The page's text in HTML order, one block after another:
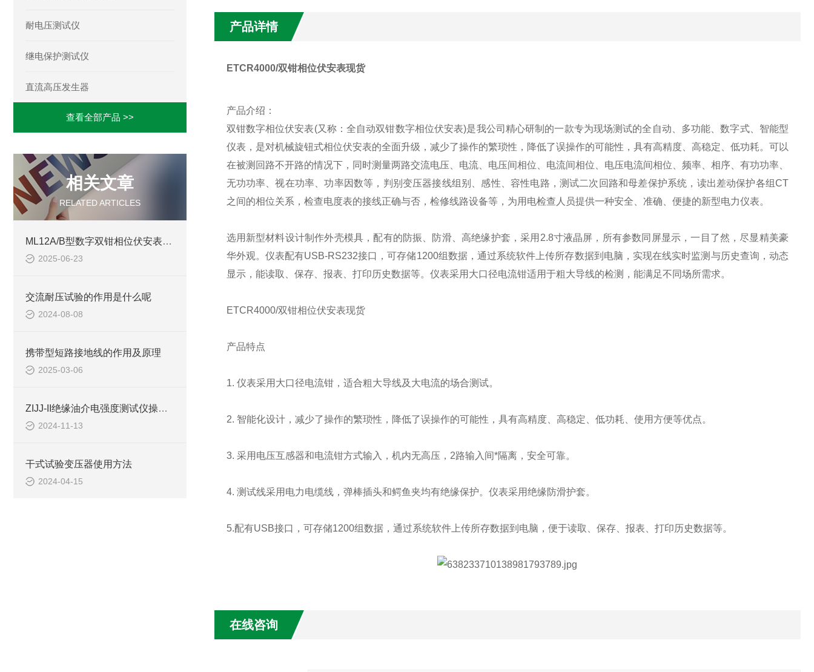
耐电压测试仪
继电保护测试仪
直流高压发生器
查看全部产品 >>
相关文章
RELATED ARTICLES
ML12A/B型数字双钳相位伏安表的精度是多少
2025-06-23
交流耐压试验的作用是什么呢
2024-08-08
携带型短路接地线的作用及原理
2025-03-06
ZIJJ-II绝缘油介电强度测试仪操作步骤
2024-11-13
干式试验变压器使用方法
2024-04-15
产品详情
ETCR4000/双钳相位伏安表现货
产品介绍：
双钳数字相位伏安表(又称：全自动双钳数字相位伏安表)是我公司精心研制的一款专为现场测试的全自动、多功能、数字式、智能型
仪表，是对机械旋钮式相位伏安表的全面升级，减少了操作的繁琐性，降低了误操作的可能性，具有高精度、高稳定、低功耗。可以
在被测回路不开路的情况下，同时测量两路交流电压、电流、电压间相位、电流间相位、电压电流间相位、频率、相序、有功功率、
无功功率、视在功率、功率因数等，判别变压器接线组别、感性、容性电路，测试二次回路和母差保护系统，读出差动保护各组CT
之间的相位关系，检查电度表的接线正确与否，检修线路设备等，为用电检查人员提供一种安全、准确、便捷的新型电力仪表。
选用新型材料设计制作外壳模具，配有的防振、防滑、高绝缘护套，采用2.8寸液晶屏，所有参数同屏显示，一目了然，尽显精美豪
华外观。仪表配有USB-RS232接口，可存储1200组数据，通过系统软件上传所存数据到电脑，实现在线实时监测与历史查询，动态
显示，能读取、保存、报表、打印历史数据等。仪表采用大口径电流钳适用于粗大导线的检测，能满足不同场所需求。
ETCR4000/双钳相位伏安表现货
产品特点
1. 仪表采用大口径电流钳，适合粗大导线及大电流的场合测试。
2. 智能化设计，减少了操作的繁琐性，降低了误操作的可能性，具有高精度、高稳定、低功耗、使用方便等优点。
3. 采用电压互感器和电流钳方式输入，机内无高压，2路输入间*隔离，安全可靠。
4. 测试线采用电力电缆线，弹棒插头和鳄鱼夹均有绝缘保护。仪表采用绝缘防滑护套。
5.配有USB接口，可存储1200组数据，通过系统软件上传所存数据到电脑，便于读取、保存、报表、打印历史数据等。
在线咨询